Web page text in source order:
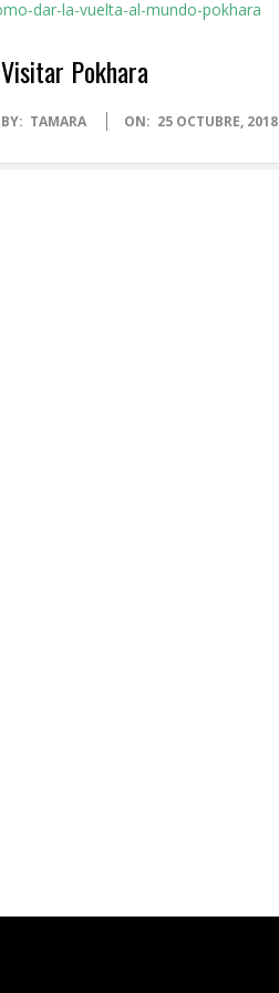
Visitar Pokhara
2018-
BY: TAMARA ON: 25 OCTUBRE, 2018